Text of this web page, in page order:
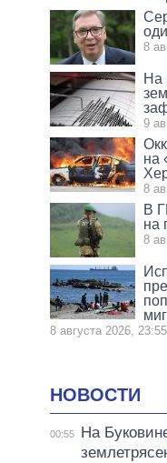
8
На
9
на
8
В
на
8
8 августа 2026, 23:55
НОВОСТИ
00:55
На